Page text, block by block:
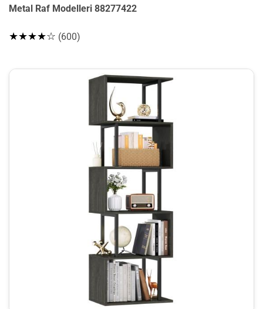
Metal Raf Modelleri 88277422
★★★★☆ (600)